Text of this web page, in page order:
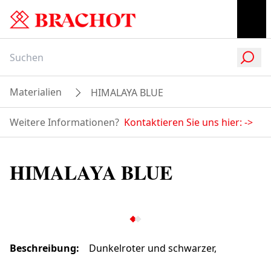
Materialien HIMALAYA BLUE
Weitere Informationen? Kontaktieren Sie uns hier: ->
HIMALAYA BLUE
Beschreibung:
Dunkelroter und schwarzer,